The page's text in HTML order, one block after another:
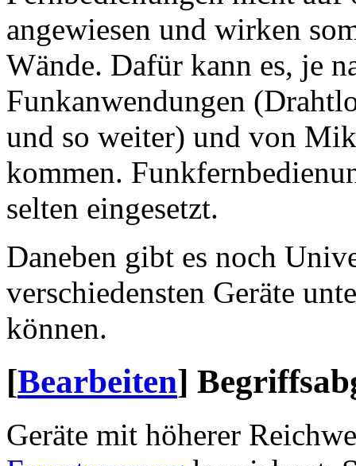
angewiesen und wirken
Wände. Dafür kann es, je
Funkanwendungen
und so weiter) und von
kommen.
selten eingesetzt.
Daneben gibt es noch
verschiedensten Geräte
können.
[Bearbeiten]
Geräte mit höherer